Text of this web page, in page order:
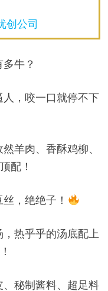
创公司
牛？
，咬一口就停不下
羊肉、香酥鸡柳、
配！
，绝绝子！
热乎乎的汤底配上
秘制酱料、超足料